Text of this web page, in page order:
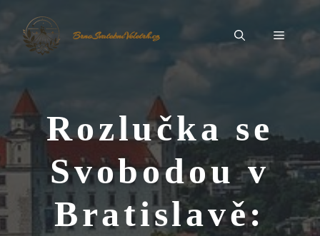
obsah
BrnoSvatebníVeletrh.cz Menu
Rozlučka se
Svobodou v
Bratislavě: